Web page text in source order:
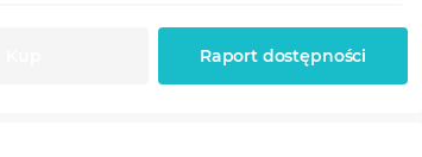
Raport dostępności